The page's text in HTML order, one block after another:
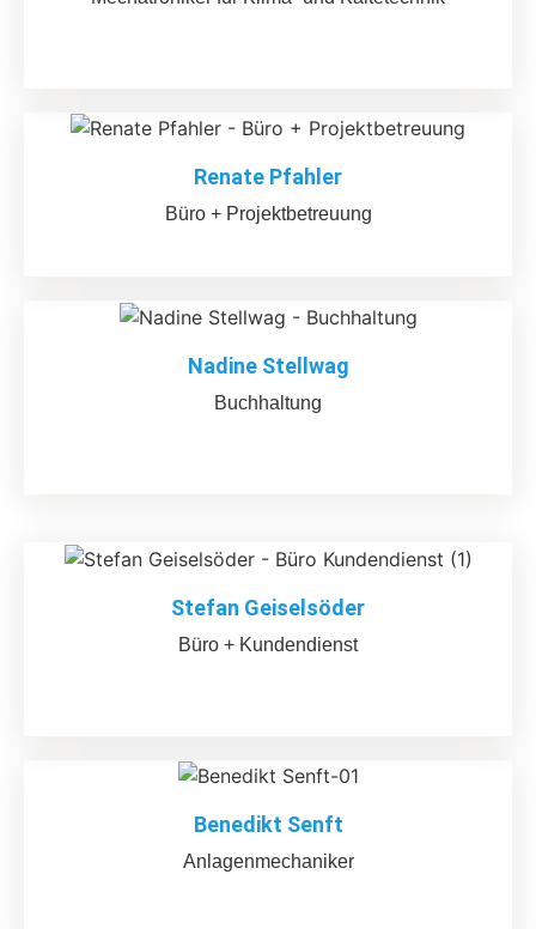
Renate Pfahler
Büro + Projektbetreuung
Nadine Stellwag
Buchhaltung
Stefan Geiselsöder
Büro + Kundendienst
Benedikt Senft
Anlagenmechaniker